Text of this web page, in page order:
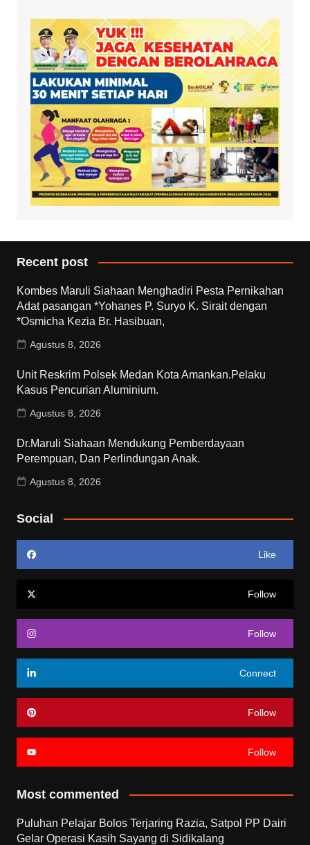
Recent post
Kombes Maruli Siahaan Menghadiri Pesta Pernikahan
Adat pasangan *Yohanes P. Suryo K. Sirait dengan
*Osmicha Kezia Br. Hasibuan,
Agustus 8, 2026
Unit Reskrim Polsek Medan Kota Amankan.Pelaku
Kasus Pencurian Aluminium.
Agustus 8, 2026
Dr.Maruli Siahaan Mendukung Pemberdayaan
Perempuan, Dan Perlindungan Anak.
Agustus 8, 2026
Social
Like
Follow
Follow
Connect
Follow
Follow
Most commented
Puluhan Pelajar Bolos Terjaring Razia, Satpol PP Dairi
Gelar Operasi Kasih Sayang di Sidikalang